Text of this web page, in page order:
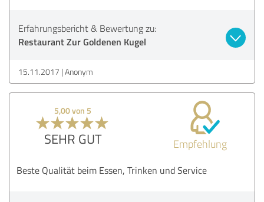
Erfahrungsbericht & Bewertung zu:
Restaurant Zur Goldenen Kugel
15.11.2017 Anonym
5,00 von 5
SEHR GUT Empfehlung
Beste Qualität beim Essen, Trinken und Service